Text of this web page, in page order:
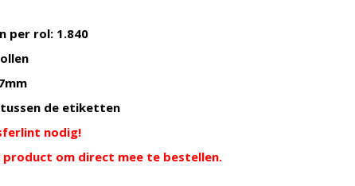
per rol: 1.840
de etiketten
nodig!
om direct mee te bestellen.